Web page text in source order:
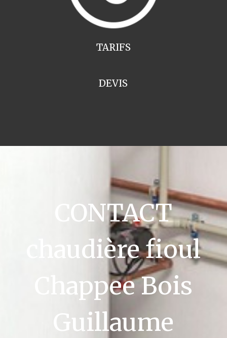
TARIFS
DEVIS
CONTACT
chaudière fioul
Chappee Bois
Guillaume